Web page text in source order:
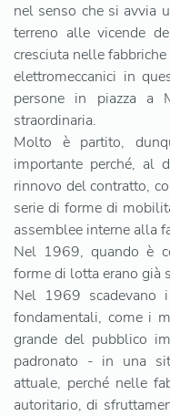
nel senso che si avvia
terreno alle vicende
cresciuta nelle
elettromeccanici in
persone in piazza a
straordinaria.
Molto è partito,
importante perché,
rinnovo del contratto,
serie di forme di
assemblee interne alla
Nel 1969, quando è
forme di lotta erano già
Nel 1969 scadevano
fondamentali, come i
grande del pubblico
padronato - in una
attuale, perché nelle
autoritario, di